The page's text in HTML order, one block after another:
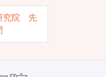
究院 先